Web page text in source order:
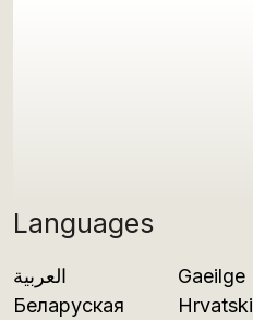
Languages
العربية
Беларуская
Gaeilge
Hrvatski